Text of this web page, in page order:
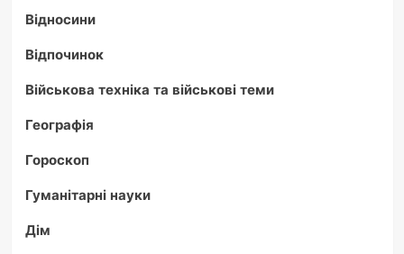
Відносини
Відпочинок
Військова техніка та військові теми
Географія
Гороскоп
Гуманітарні науки
Дім